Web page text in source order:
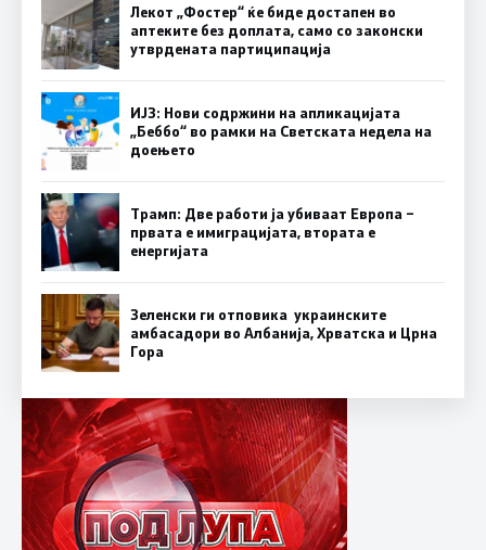
Лекот „Фостер“ ќе биде достапен во
аптеките без доплата, само со законски
утврдената партиципација
ИЈЗ: Нови содржини на апликацијата
„Беббо“ во рамки на Светската недела на
доењето
Трамп: Две работи ја убиваат Европа –
првата е имиграцијата, втората е
енергијата
Зеленски ги отповика украинските
амбасадори во Албанија, Хрватска и Црна
Гора